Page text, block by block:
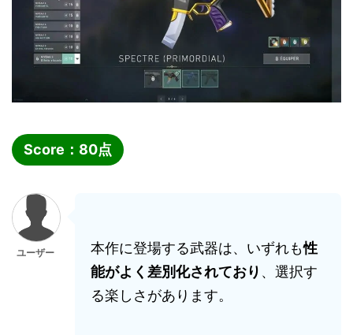
Score： 80点
ユーザー 本作に登場する武器は、いずれも性
能がよく差別化されており 、選択す
る楽しさがあります。